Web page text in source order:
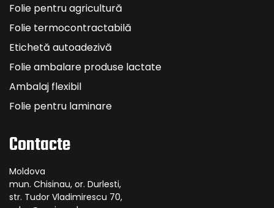
Folie pentru agricultură
Folie termocontractabilă
Etichetă autoadezivă
Folie ambalare produse lactate
Ambalaj flexibil
Folie pentru laminare
Contacte
Moldova
mun. Chisinau, or. Durlesti,
str. Tudor Vladimirescu 70,